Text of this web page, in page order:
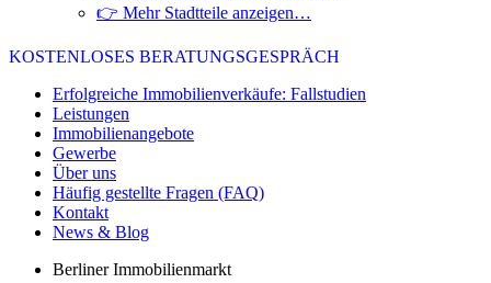
👉 Mehr Stadtteile anzeigen…
KOSTENLOSES BERATUNGSGESPRÄCH
Erfolgreiche Immobilienverkäufe: Fallstudien
Leistungen
Immobilienangebote
Gewerbe
Über uns
Häufig gestellte Fragen (FAQ)
Kontakt
News & Blog
Berliner Immobilienmarkt